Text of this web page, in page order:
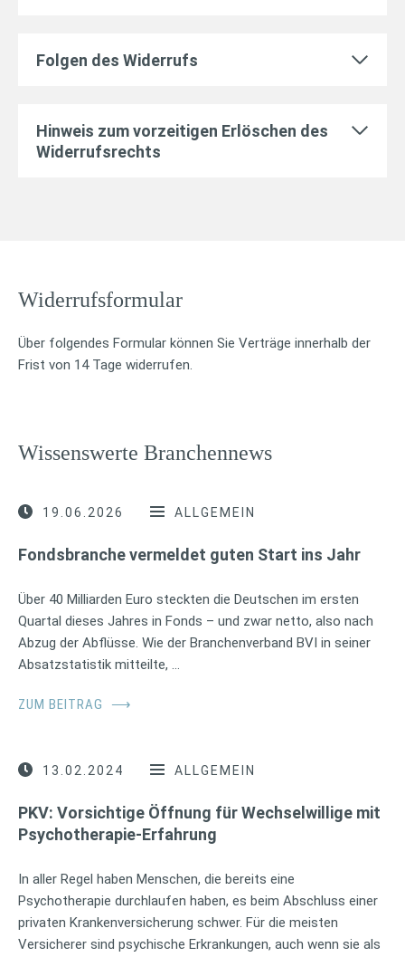
Formular
Folgen des Widerrufs
Hinweis zum vorzeitigen Erlöschen des
Widerrufsrechts
Widerrufsformular
Über folgendes Formular können Sie Verträge innerhalb der
Frist von 14 Tage widerrufen.
Wissenswerte Branchennews
19.06.2026 ALLGEMEIN
Fondsbranche vermeldet guten Start ins Jahr
Über 40 Milliarden Euro steckten die Deutschen im ersten
Quartal dieses Jahres in Fonds – und zwar netto, also nach
Abzug der Abflüsse. Wie der Branchenverband BVI in seiner
Absatzstatistik mitteilte, …
ZUM BEITRAG ⟶
13.02.2024 ALLGEMEIN
PKV: Vorsichtige Öffnung für Wechselwillige mit
Psychotherapie-Erfahrung
In aller Regel haben Menschen, die bereits eine
Psychotherapie durchlaufen haben, es beim Abschluss einer
privaten Krankenversicherung schwer. Für die meisten
Versicherer sind psychische Erkrankungen, auch wenn sie als